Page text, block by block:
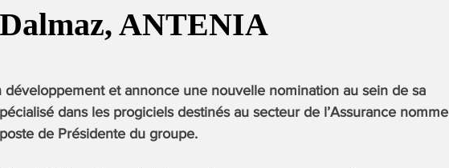
ANTENIA
développement et annonce une nouvelle nomination au sein de sa
dans les progiciels destinés au secteur de l’Assurance nomme
de Présidente du groupe.